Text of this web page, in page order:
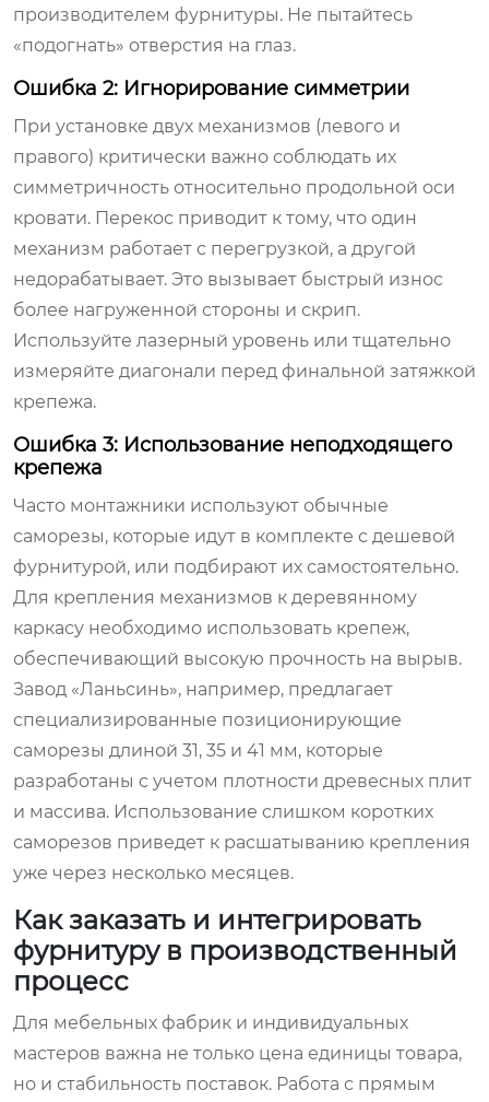
производителем фурнитуры. Не пытайтесь
«подогнать» отверстия на глаз.
Ошибка 2: Игнорирование симметрии
При установке двух механизмов (левого и
правого) критически важно соблюдать их
симметричность относительно продольной оси
кровати. Перекос приводит к тому, что один
механизм работает с перегрузкой, а другой
недорабатывает. Это вызывает быстрый износ
более нагруженной стороны и скрип.
Используйте лазерный уровень или тщательно
измеряйте диагонали перед финальной затяжкой
крепежа.
Ошибка 3: Использование неподходящего
крепежа
Часто монтажники используют обычные
саморезы, которые идут в комплекте с дешевой
фурнитурой, или подбирают их самостоятельно.
Для крепления механизмов к деревянному
каркасу необходимо использовать крепеж,
обеспечивающий высокую прочность на вырыв.
Завод «Ланьсинь», например, предлагает
специализированные позиционирующие
саморезы длиной 31, 35 и 41 мм, которые
разработаны с учетом плотности древесных плит
и массива. Использование слишком коротких
саморезов приведет к расшатыванию крепления
уже через несколько месяцев.
Как заказать и интегрировать
фурнитуру в производственный
процесс
Для мебельных фабрик и индивидуальных
мастеров важна не только цена единицы товара,
но и стабильность поставок. Работа с прямым